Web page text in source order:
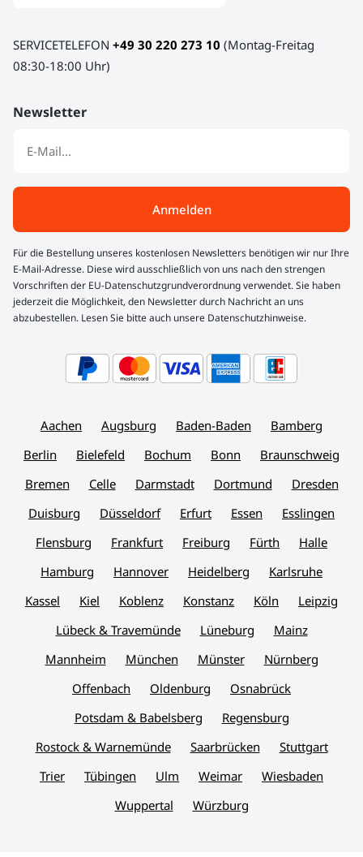
SERVICETELEFON +49 30 220 273 10 (Montag-Freitag
08:30-18:00 Uhr)
Newsletter
Anmelden
Für die Bestellung unseres kostenlosen Newsletters benötigen wir nur Ihre
E-Mail-Adresse. Diese wird ausschließlich von uns nach den strengen
Vorschriften der EU-Datenschutzgrundverordnung verwendet. Sie haben
jederzeit die Möglichkeit, den Newsletter durch Nachricht an uns
abzubestellen. Lesen Sie bitte auch unsere Datenschutzhinweise.
Aachen Augsburg Baden-Baden
Bamberg
Berlin
Bielefeld Bochum Bonn
Braunschweig
Bremen
Celle Darmstadt Dortmund
Dresden
Duisburg
Düsseldorf Erfurt Essen
Esslingen
Flensburg
Frankfurt Freiburg Fürth
Halle
Hamburg
Hannover Heidelberg
Karlsruhe
Kassel
Kiel Koblenz Konstanz Köln
Leipzig
Lübeck & Travemünde
Lüneburg
Mainz
Mannheim
München Münster
Nürnberg
Offenbach
Oldenburg
Osnabrück
Potsdam & Babelsberg
Regensburg
Rostock & Warnemünde
Saarbrücken
Stuttgart
Trier
Tübingen Ulm Weimar
Wiesbaden
Wuppertal
Würzburg